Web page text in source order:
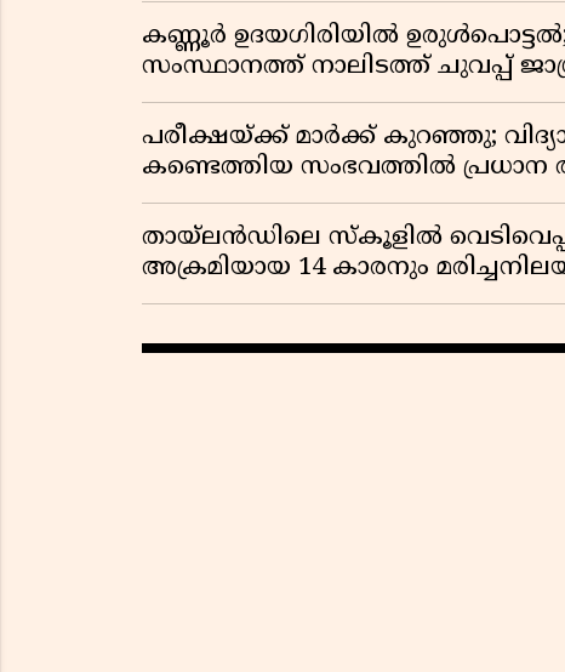
കണ്ണൂർ ഉദയഗിരിയിൽ ഉരുൾപൊട്ടൽ;
സംസ്ഥാനത്ത് നാലിടത്ത് ചുവപ്പ്
പരീക്ഷയ്ക്ക് മാർക്ക് കുറഞ്ഞു;
കണ്ടെത്തിയ സംഭവത്തിൽ പ്രധാന
തായ്‌ലൻഡിലെ സ്‌കൂളിൽ
അക്രമിയായ 14 കാരനും